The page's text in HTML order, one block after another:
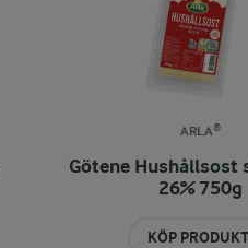
ARLA®
Götene Hushållsost
26% 750g
KÖP PRODUKT